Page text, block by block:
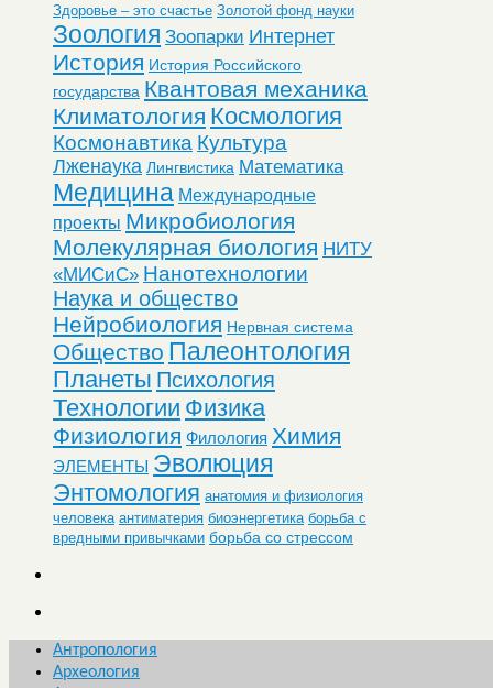
Здоровье – это счастье Золотой фонд науки
Зоология Зоопарки Интернет
История История Российского
государства Квантовая механика
Климатология Космология
Космонавтика Культура
Лженаука Лингвистика Математика
Медицина Международные
проекты Микробиология
Молекулярная биология НИТУ
«МИСиС» Нанотехнологии
Наука и общество
Нейробиология Нервная система
Общество Палеонтология
Планеты Психология
Технологии Физика
Физиология Филология Химия
ЭЛЕМЕНТЫ Эволюция
Энтомология анатомия и физиология
человека антиматерия биоэнергетика борьба с
вредными привычками борьба со стрессом
Антропология
Археология